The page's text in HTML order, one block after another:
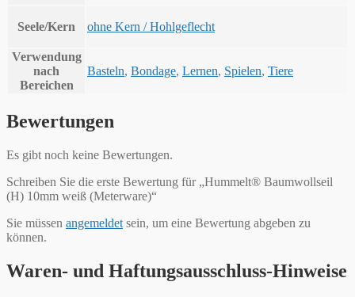
Seele/Kern ohne Kern / Hohlgeflecht
Verwendung
nach
Bereichen
Basteln, Bondage, Lernen, Spielen, Tiere
Bewertungen
Es gibt noch keine Bewertungen.
Schreiben Sie die erste Bewertung für „Hummelt® Baumwollseil
(H) 10mm weiß (Meterware)“
Sie müssen angemeldet sein, um eine Bewertung abgeben zu
können.
Waren- und Haftungsausschluss-Hinweise